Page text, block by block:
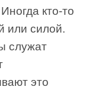
кто-то
или силой.
служат
это